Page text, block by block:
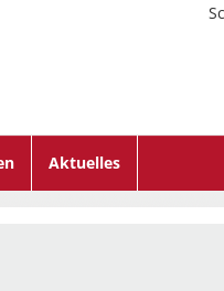
Aktuelles